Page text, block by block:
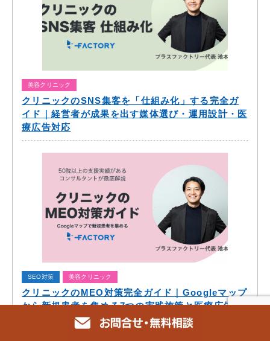
美容クリニック
クリニックのSNS集客を「仕組み化」する完全ガ
イド｜経営者が成果を出す媒体選び・運用設計・医
療広告対応
SEO対策 美容クリニック
クリニックのMEO対策完全ガイド｜Googleマップ
から新規患者を集める7つの実践施策と医療広告ガ
イドライン対応